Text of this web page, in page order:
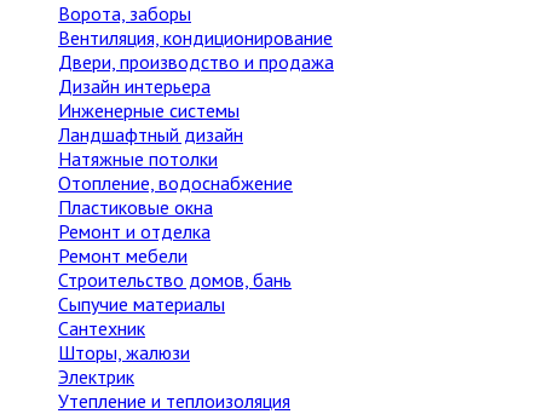
Ворота, заборы
Вентиляция, кондиционирование
Двери, производство и продажа
Дизайн интерьера
Инженерные системы
Ландшафтный дизайн
Натяжные потолки
Отопление, водоснабжение
Пластиковые окна
Ремонт и отделка
Ремонт мебели
Строительство домов, бань
Сыпучие материалы
Сантехник
Шторы, жалюзи
Электрик
Утепление и теплоизоляция